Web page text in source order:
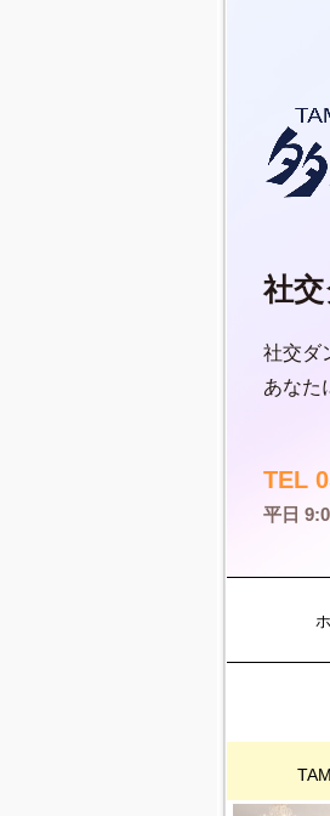
社
社交ダ
あなた
TEL
平日